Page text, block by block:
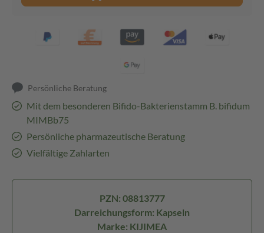
Persönliche Beratung
Mit dem besonderen Bifido-Bakterienstamm B. bifidum
MIMBb75
Persönliche pharmazeutische Beratung
Vielfältige Zahlarten
PZN: 08813777
Darreichungsform: Kapseln
Marke: KIJIMEA